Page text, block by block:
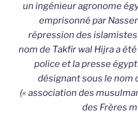
un ingénieur agronome
emprisonné par
répression des
nom de Takfir wal Hijra a
police et la presse
désignant sous le nom
(« association des
des Frères